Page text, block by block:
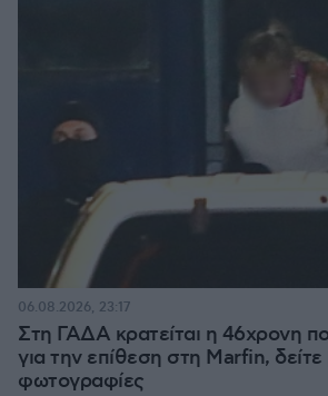
Στη ΓΑΔΑ κρατείται η 46χρονη
για την επίθεση στη Marfin, δείτε
φωτογραφίες
06.08.2026, 23:17